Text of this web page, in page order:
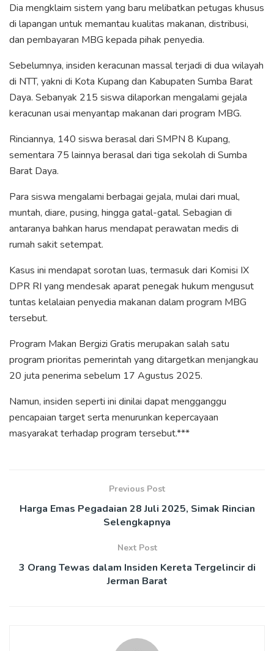
Dia mengklaim sistem yang baru melibatkan petugas khusus
di lapangan untuk memantau kualitas makanan, distribusi,
dan pembayaran MBG kepada pihak penyedia.
Sebelumnya, insiden keracunan massal terjadi di dua wilayah
di NTT, yakni di Kota Kupang dan Kabupaten Sumba Barat
Daya. Sebanyak 215 siswa dilaporkan mengalami gejala
keracunan usai menyantap makanan dari program MBG.
Rinciannya, 140 siswa berasal dari SMPN 8 Kupang,
sementara 75 lainnya berasal dari tiga sekolah di Sumba
Barat Daya.
Para siswa mengalami berbagai gejala, mulai dari mual,
muntah, diare, pusing, hingga gatal-gatal. Sebagian di
antaranya bahkan harus mendapat perawatan medis di
rumah sakit setempat.
Kasus ini mendapat sorotan luas, termasuk dari Komisi IX
DPR RI yang mendesak aparat penegak hukum mengusut
tuntas kelalaian penyedia makanan dalam program MBG
tersebut.
Program Makan Bergizi Gratis merupakan salah satu
program prioritas pemerintah yang ditargetkan menjangkau
20 juta penerima sebelum 17 Agustus 2025.
Namun, insiden seperti ini dinilai dapat mengganggu
pencapaian target serta menurunkan kepercayaan
masyarakat terhadap program tersebut.***
Previous Post
Harga Emas Pegadaian 28 Juli 2025, Simak Rincian
Selengkapnya
Next Post
3 Orang Tewas dalam Insiden Kereta Tergelincir di
Jerman Barat